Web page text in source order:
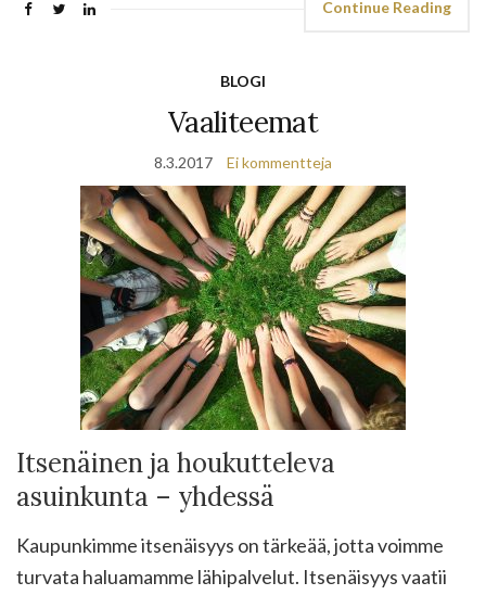
Continue Reading
BLOGI
Vaaliteemat
8.3.2017 Ei kommentteja
Itsenäinen ja houkutteleva
asuinkunta – yhdessä
Kaupunkimme itsenäisyys on tärkeää, jotta voimme
turvata haluamamme lähipalvelut. Itsenäisyys vaatii